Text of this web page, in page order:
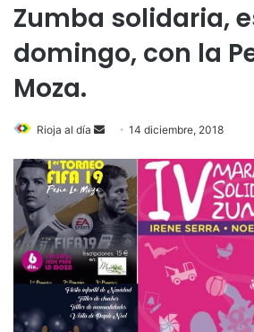
Zumba solidaria,
domingo, con la
Moza.
Rioja al día
n
d
a
n
e
m
a
i
14 diciembre, 2018